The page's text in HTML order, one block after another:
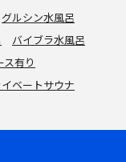
グルシン水風呂
バイブラ水風呂
ス有り
ベートサウナ